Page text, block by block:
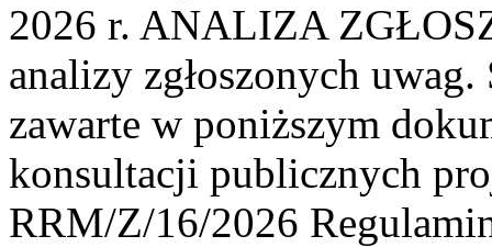
2026 r. ANALIZA
analizy zgłoszonych
zawarte w poniższym
konsultacji publicznych
RRM/Z/16/2026